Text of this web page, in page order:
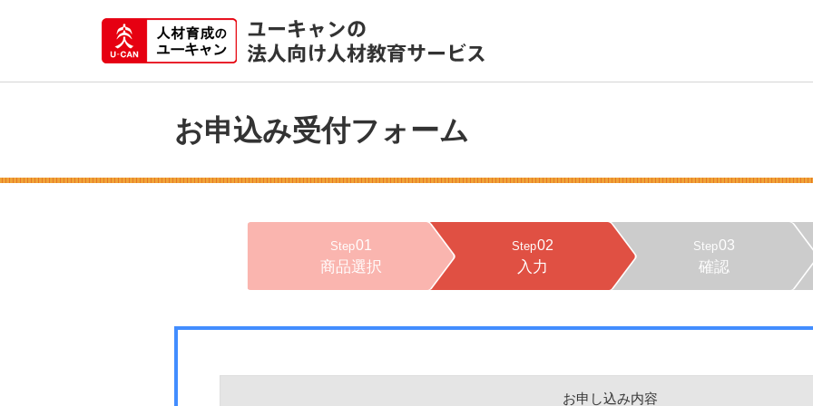
お申込み受付フォーム
Step01
商品選択
Step02
入力
Step03
確認
お申し込み内容